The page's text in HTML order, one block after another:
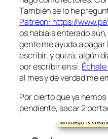
También se lo he
Patreon: https://
os habíais enterado
gente me ayuda a
escribir, y quizá, algún
por escribir en sí. Échale
al mes y de verdad me
Por cierto que ya
pendiente, sacar 2